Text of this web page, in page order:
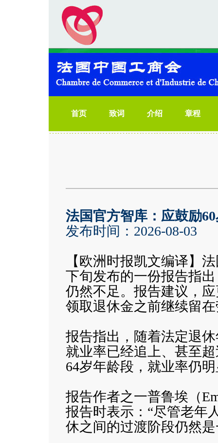
首页 致词 介绍 章程
法国官方智库：应鼓励
发布时间：2026-08-03
【欧洲时报凯文编译】
下旬发布的一份报告指
仍然不足。报告建议，
领取退休金之前继续留
报告指出，随着法定退
就业率已经追上、甚至
64岁年龄段，就业率仍
报告作者之一普鲁埃（
报告时表示：“尽管老年
休之间的过渡阶段仍然